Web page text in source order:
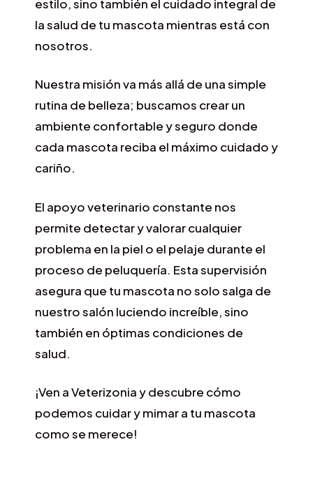
estilo, sino también el cuidado integral de
la salud de tu mascota mientras está con
nosotros.
Nuestra misión va más allá de una simple
rutina de belleza; buscamos crear un
ambiente confortable y seguro donde
cada mascota reciba el máximo cuidado y
cariño.
El apoyo veterinario constante nos
permite detectar y valorar cualquier
problema en la piel o el pelaje durante el
proceso de peluquería. Esta supervisión
asegura que tu mascota no solo salga de
nuestro salón luciendo increíble, sino
también en óptimas condiciones de
salud.
¡Ven a Veterizonia y descubre cómo
podemos cuidar y mimar a tu mascota
como se merece!